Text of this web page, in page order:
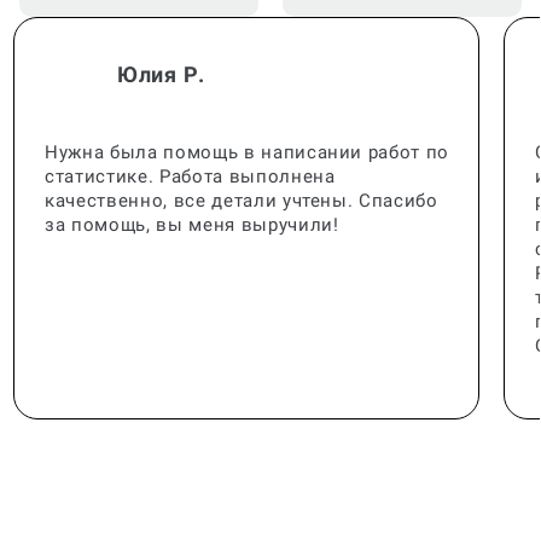
Юлия Р.
Нужна была помощь в написании работ по
статистике. Работа выполнена
качественно, все детали учтены. Спасибо
за помощь, вы меня выручили!